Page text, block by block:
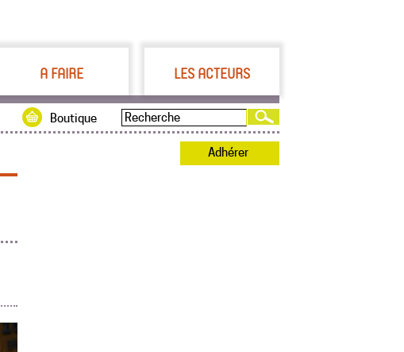
A FAIRE LES ACTEURS
Boutique
Adhérer